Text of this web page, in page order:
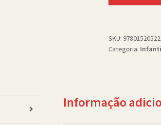
SKU:
Categoria:
Informação